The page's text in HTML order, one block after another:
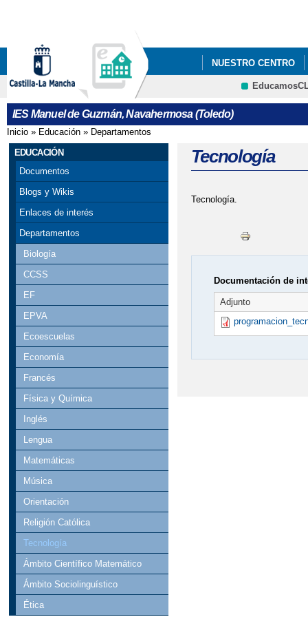
NUESTRO CENTRO
IESO SOLIDARIO -
REUNIÓN INICIAL DE
IES Manuel de Guzmán, Navahermosa (Toledo)
Se encuentra usted aquí
Inicio » Educación » Departamentos
EDUCACIÓN
Documentos
Blogs y Wikis
Enlaces de interés
Departamentos
Biología
CCSS
EF
EPVA
Ecoescuelas
Economía
Francés
Física y Química
Inglés
Lengua
Matemáticas
Música
Orientación
Religión Católica
Tecnología
Ámbito Científico Matemático
Ámbito Sociolinguístico
Ética
Tecnología
Tecnología.
Documentación de
Adjunto